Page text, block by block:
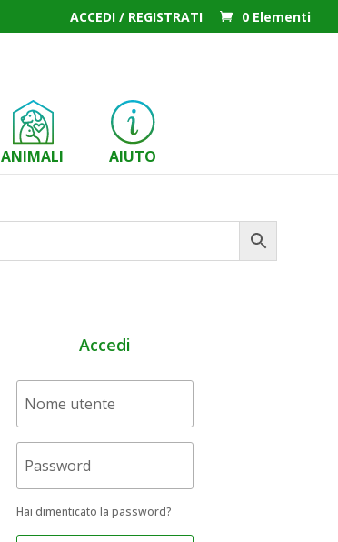
ACCEDI / REGISTRATI 0 Elementi
ANIMALI AIUTO
Accedi
Hai dimenticato la password?